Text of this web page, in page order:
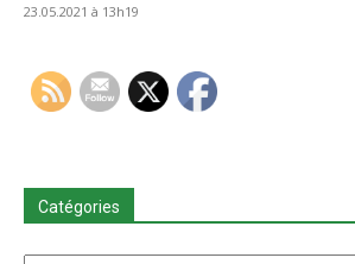
23.05.2021 à 13h19
Catégories
Catégories